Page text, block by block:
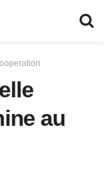
au